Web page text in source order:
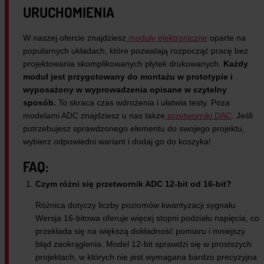
URUCHOMIENIA
W naszej ofercie znajdziesz moduły elektroniczne oparte na
popularnych układach, które pozwalają rozpocząć pracę bez
projektowania skomplikowanych płytek drukowanych. Każdy
moduł jest przygotowany do montażu w prototypie i
wyposażony w wyprowadzenia opisane w czytelny
sposób. To skraca czas wdrożenia i ułatwia testy. Poza
modelami ADC znajdziesz u nas także przetworniki DAC . Jeśli
potrzebujesz sprawdzonego elementu do swojego projektu,
wybierz odpowiedni wariant i dodaj go do koszyka!
FAQ:
Czym różni się przetwornik ADC 12-bit od 16-bit?
Różnica dotyczy liczby poziomów kwantyzacji sygnału.
Wersja 16-bitowa oferuje więcej stopni podziału napięcia, co
przekłada się na większą dokładność pomiaru i mniejszy
błąd zaokrąglenia. Model 12-bit sprawdzi się w prostszych
projektach, w których nie jest wymagana bardzo precyzyjna